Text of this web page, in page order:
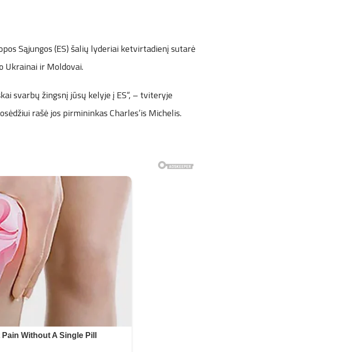
Sąjungos (ES) šalių lyderiai ketvirtadienį sutarė
Ukrainai ir Moldovai.
svarbų žingsnį jūsų kelyje į ES“, – tviteryje
rašė jos pirmininkas Charles’is Michelis.